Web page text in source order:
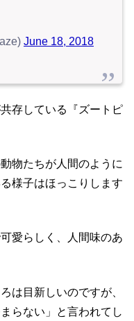
June 18, 2018
存している『ズートピ
物たちが人間のように
様子はほっこりします
愛らしく、人間味のあ
は目新しいのですが、
らない」と言われてし